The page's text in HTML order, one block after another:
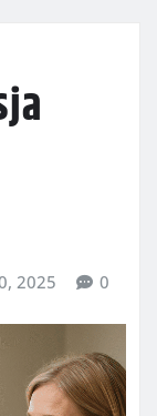
2025 0